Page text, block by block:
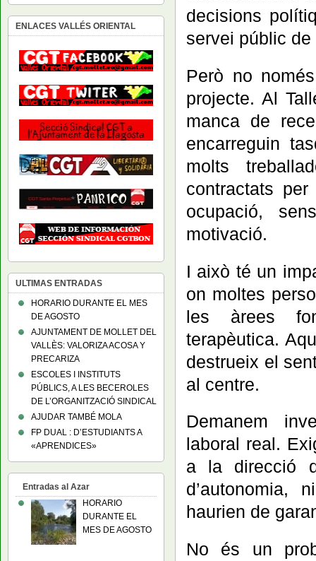
decisions
servei públic
Però no
projecte. Al
manca de
encarreguin
molts
contractats
ocupació,
motivació.
I això té un
on moltes
les àrees
terapèutica.
destrueix el
al centre.
Demanem
laboral real.
a la direcció
d’autonomia,
haurien de
No és un
ENLACES VALLÉS ORIENTAL
ULTIMAS ENTRADAS
HORARIO DURANTE EL MES
DE AGOSTO
AJUNTAMENT DE MOLLET DEL
VALLÈS: VALORIZA ACOSA Y
PRECARIZA
ESCOLES I INSTITUTS
PÚBLICS, A LES BECEROLES
DE L’ORGANITZACIÓ SINDICAL
AJUDAR TAMBÉ MOLA
FP DUAL : D’ESTUDIANTS A
«APRENDICES»
Entradas al Azar
HORARIO
DURANTE EL
MES DE AGOSTO